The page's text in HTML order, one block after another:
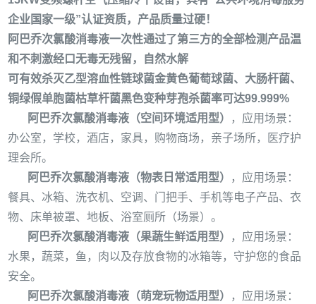
企业国家一级”认证资质，产品质量过硬！
阿巴乔次氯酸消毒液一次性通过了第三方的全部检测产品温
和不刺激经口无毒无残留，自然水解
可有效杀灭乙型溶血性链球菌金黄色葡萄球菌、大肠杆菌、
铜绿假单胞菌枯草杆菌黑色变种芽孢杀菌率可达99.999%
阿巴乔次氯酸消毒液（空间环境适用型）
，应用场景：
办公室，学校，酒店，家具，购物商场，亲子场所，医疗护
理会所。
阿巴乔次氯酸消毒液（物表日常适用型）
，应用场景：
餐具、冰箱、洗衣机、空调、门把手、手机等电子产品、衣
物、床单被罩、地板、浴室厕所（场景）。
阿巴乔次氯酸消毒液（果蔬生鲜适用型）
，应用场景：
水果，蔬菜，鱼，肉以及存放食物的冰箱等，守护您的食品
安全。
阿巴乔次氯酸消毒液（萌宠玩物适用型）
，应用场景：